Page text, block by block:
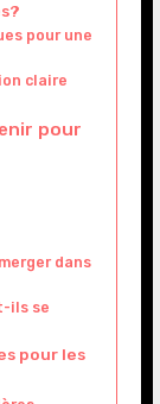
pour une
claire
pour
dans
ils se
pour les